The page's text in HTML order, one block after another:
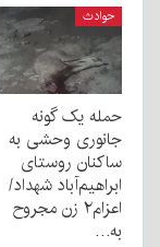
حوادث
حمله یک گونه
جانوری وحشی به
ساکنان روستای
ابراهیم‌آباد شهداد/
اعزام۲ زن مجروح
به…